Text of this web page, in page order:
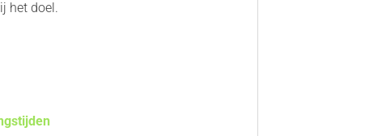
het doel.